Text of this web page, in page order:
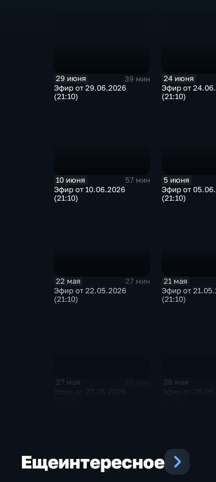
29 июня
39 мин
Эфир от 29.06.2026
(21:10)
24 июня
Эфир от
(21:10)
10 июня
57 мин
Эфир от 10.06.2026
(21:10)
5 июня
Эфир от
(21:10)
22 мая
27 мин
Эфир от 22.05.2026
(21:10)
21 мая
Эфир от
(21:10)
27 мая 26 мая
Ещеинтересное